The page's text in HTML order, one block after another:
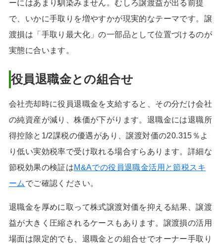
ーにはあまり馴染みません。むしろ譲渡益が出る前提
で、いかに手取りを増やすかが現実的なテーマです。譲
渡損は「手取り最大化」の一部品として位置づけるのが
実態に合います。
役員退職金との組合せ
会社売却時に役員退職金を支給すると、その分だけ会社
の純資産が減り、株価が下がります。退職金には退職所
得控除と1/2課税の優遇があり、譲渡対価の20.315％よ
り低い実効税率で受け取れる場合すらあります。詳細な
節税効果の検証はM&Aでの役員退職金活用と節税スキ
ームでご確認ください。
退職金を厚めに取って株式譲渡対価を抑える結果、譲渡
益が大きく圧縮されるケースもあります。譲渡損の活用
場面は限定的でも、退職金との組合せでオーナー手取り